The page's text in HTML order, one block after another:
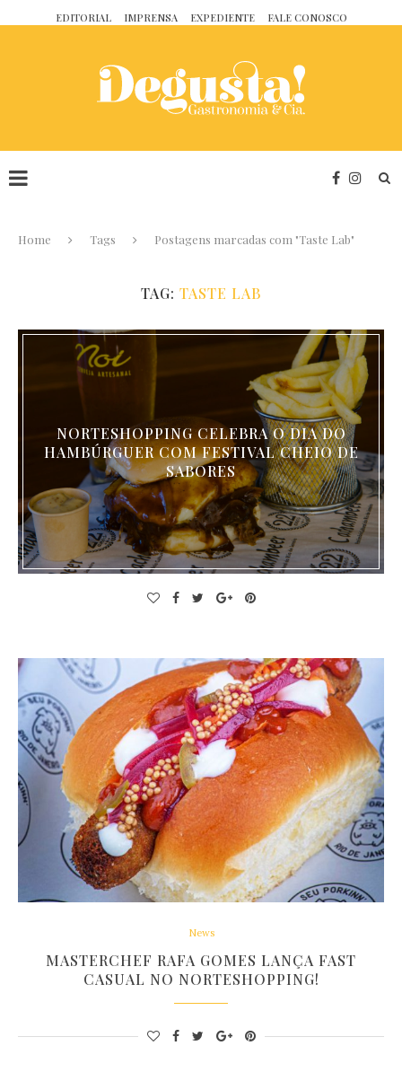
EDITORIAL IMPRENSA EXPEDIENTE FALE CONOSCO
Home Tags Postagens marcadas com "Taste Lab"
TAG: TASTE LAB
NORTESHOPPING CELEBRA O DIA DO
HAMBÚRGUER COM FESTIVAL CHEIO DE
SABORES
News
MASTERCHEF RAFA GOMES LANÇA FAST
CASUAL NO NORTESHOPPING!